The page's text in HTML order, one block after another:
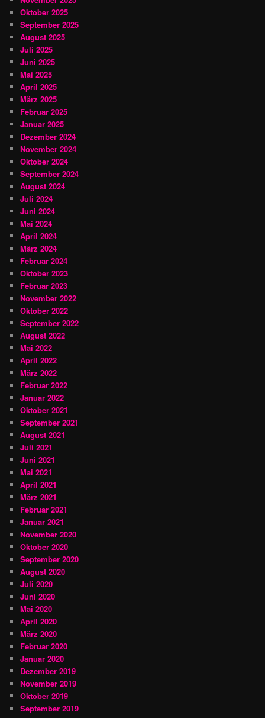
Oktober 2025
September 2025
August 2025
Juli 2025
Juni 2025
Mai 2025
April 2025
März 2025
Februar 2025
Januar 2025
Dezember 2024
November 2024
Oktober 2024
September 2024
August 2024
Juli 2024
Juni 2024
Mai 2024
April 2024
März 2024
Februar 2024
Oktober 2023
Februar 2023
November 2022
Oktober 2022
September 2022
August 2022
Mai 2022
April 2022
März 2022
Februar 2022
Januar 2022
Oktober 2021
September 2021
August 2021
Juli 2021
Juni 2021
Mai 2021
April 2021
März 2021
Februar 2021
Januar 2021
November 2020
Oktober 2020
September 2020
August 2020
Juli 2020
Juni 2020
Mai 2020
April 2020
März 2020
Februar 2020
Januar 2020
Dezember 2019
November 2019
Oktober 2019
September 2019